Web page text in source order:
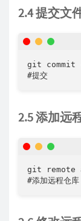
2.4 提交文
git commit
#提交
2.5 添加远
git remote
#添加远程仓库